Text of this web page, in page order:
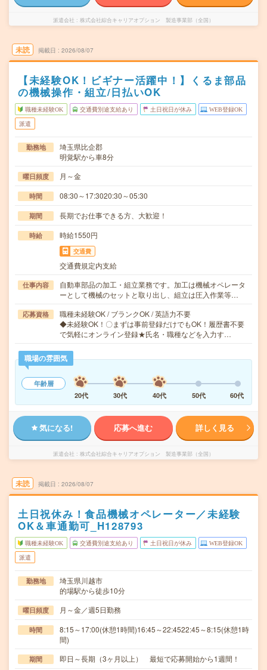
派遣会社 株式会社綜合キャリアオプション 製造事業部（全国）
未読 掲載日 2026/08/07
【未経験OK！ビギナー活躍中！】くるま部品
の機械操作・組立/日払いOK
職種未経験OK 交通費別途支給あり 土日祝日が休み WEB登録OK
派遣
勤務地
埼玉県比企郡
明覚駅から車8分
曜日頻度 月～金
時間 08:30～17:3020:30～05:30
期間 長期でお仕事できる方、大歓迎！
時給 時給1550円
交通費
交通費規定内支給
仕事内容
自動車部品の加工・組立業務です。加工は機械オペレータ
ーとして機械のセットと取り出し、組立は圧入作業等…
応募資格
職種未経験OK / ブランクOK / 英語力不要
◆未経験OK！〇まずは事前登録だけでもOK！履歴書不要
で気軽にオンライン登録★氏名・職種などを入力す…
職場の雰囲気
年齢層
20代
30代 40代 50代 60代
気になる! 応募へ進む 詳しく見る
派遣会社 株式会社綜合キャリアオプション 製造事業部（全国）
未読 掲載日 2026/08/07
土日祝休み！食品機械オペレーター／未経験
OK＆車通勤可_H128793
職種未経験OK 交通費別途支給あり 土日祝日が休み WEB登録OK
派遣
勤務地
埼玉県川越市
的場駅から徒歩10分
曜日頻度 月～金／週5日勤務
時間
8:15～17:00(休憩1時間)16:45～22:4522:45～8:15(休憩1時
間)
期間 即日～長期（3ヶ月以上） 最短で応募開始から1週間！